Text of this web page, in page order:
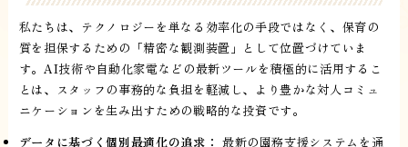
私たちは、テクノロジーを単なる効率化の手段ではなく、保育の
質を担保するための「精密な観測装置」として位置づけていま
す。AI技術や自動化家電などの最新ツールを積極的に活用するこ
とは、スタッフの事務的な負担を軽減し、より豊かな対人コミュ
ニケーションを生み出すための戦略的な投資です。
データに基づく個別最適化の追求： 最新の園務支援システムを通